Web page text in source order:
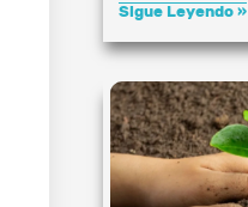
Sigue Leyendo »